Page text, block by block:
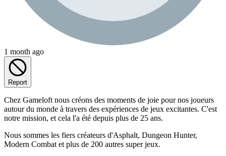
1 month ago
Report
Chez Gameloft nous créons des moments de joie pour nos joueurs
autour du monde à travers des expériences de jeux excitantes. C'est
notre mission, et cela l'a été depuis plus de 25 ans.
Nous sommes les fiers créateurs d'Asphalt, Dungeon Hunter,
Modern Combat et plus de 200 autres super jeux.